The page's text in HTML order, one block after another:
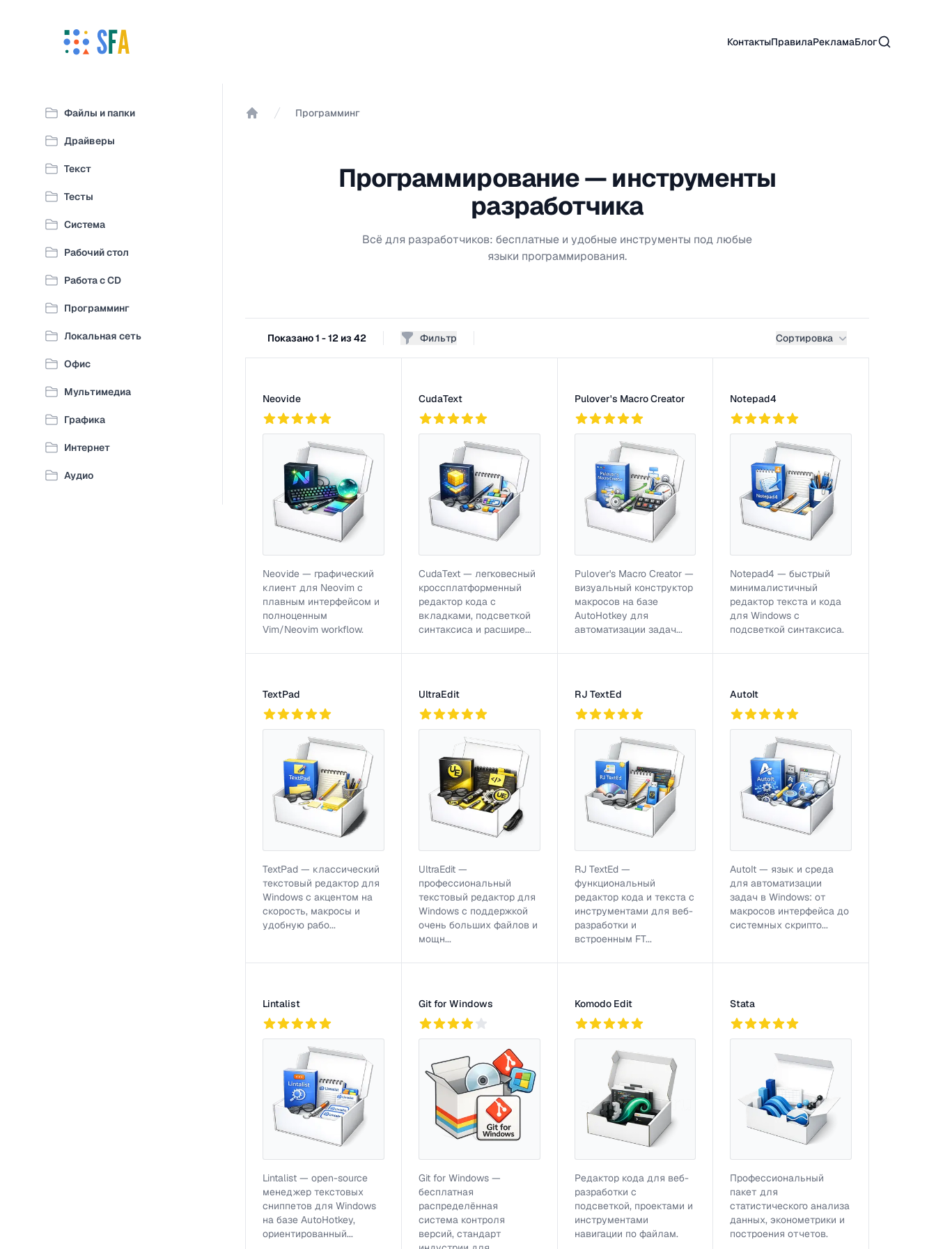
КонтактыПравилаРекламаБлогПоиск
Файлы и папки
Драйверы
Текст
Тесты
Система
Рабочий стол
Работа с CD
Программинг
Локальная сеть
Офис
Мультимедиа
Графика
Интернет
Аудио
Программинг
Программирование — инструменты
разработчика
Всё для разработчиков: бесплатные и удобные инструменты под любые
языки программирования.
Показано 1 - 12 из 42 Фильтр Сортировка
Neovide
Neovide — графический
клиент для Neovim с
плавным интерфейсом и
полноценным
Vim/Neovim workflow.
CudaText
CudaText — легковесный
кроссплатформенный
редактор кода с
вкладками, подсветкой
синтаксиса и расшире...
Pulover's Macro Creator
Pulover's Macro Creator —
визуальный конструктор
макросов на базе
AutoHotkey для
автоматизации задач...
Notepad4
Notepad4 — быстрый
минималистичный
редактор текста и кода
для Windows с
подсветкой синтаксиса.
TextPad
TextPad — классический
текстовый редактор для
Windows с акцентом на
скорость, макросы и
удобную рабо...
UltraEdit
UltraEdit —
профессиональный
текстовый редактор для
Windows с поддержкой
очень больших файлов и
мощн...
RJ TextEd
RJ TextEd —
функциональный
редактор кода и текста с
инструментами для веб-
разработки и
встроенным FT...
AutoIt
AutoIt — язык и среда
для автоматизации
задач в Windows: от
макросов интерфейса до
системных скрипто...
Lintalist
Lintalist — open-source
менеджер текстовых
сниппетов для Windows
на базе AutoHotkey,
ориентированный...
Git for Windows
Git for Windows —
бесплатная
распределённая
система контроля
версий, стандарт
Komodo Edit
Редактор кода для веб-
разработки с
подсветкой, проектами и
инструментами
навигации по файлам.
Stata
Профессиональный
пакет для
статистического анализа
данных, эконометрики и
построения отчетов.